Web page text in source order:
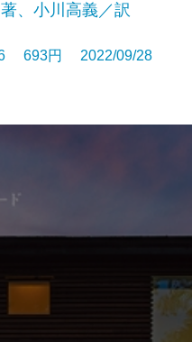
、小川高義／訳
6 693円 2022/09/28